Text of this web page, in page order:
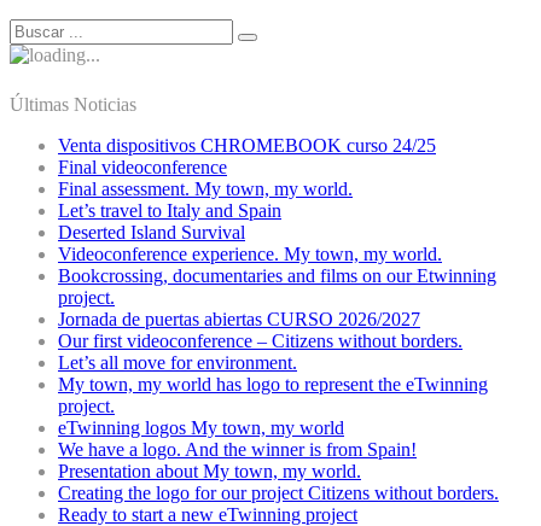
Últimas Noticias
Venta dispositivos CHROMEBOOK curso 24/25
Final videoconference
Final assessment. My town, my world.
Let’s travel to Italy and Spain
Deserted Island Survival
Videoconference experience. My town, my world.
Bookcrossing, documentaries and films on our Etwinning
project.
Jornada de puertas abiertas CURSO 2026/2027
Our first videoconference – Citizens without borders.
Let’s all move for environment.
My town, my world has logo to represent the eTwinning
project.
eTwinning logos My town, my world
We have a logo. And the winner is from Spain!
Presentation about My town, my world.
Creating the logo for our project Citizens without borders.
Ready to start a new eTwinning project